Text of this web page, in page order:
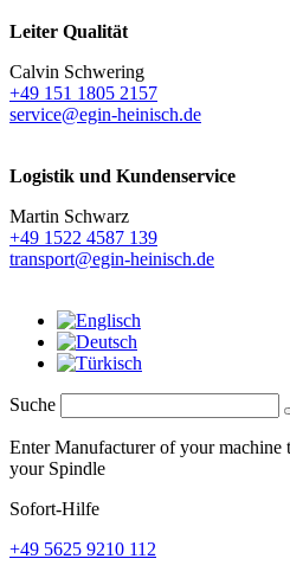
Leiter Qualität
Calvin Schwering
+49 151 1805 2157
service@egin-heinisch.de
Logistik und Kundenservice
Martin Schwarz
+49 1522 4587 139
transport@egin-heinisch.de
Suche
Enter Manufacturer of your machine
your Spindle
Sofort-Hilfe
+49 5625 9210 112